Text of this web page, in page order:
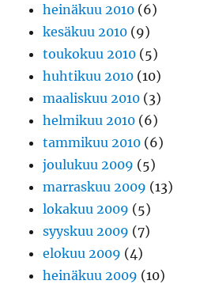
heinäkuu 2010 (6)
kesäkuu 2010 (9)
toukokuu 2010 (5)
huhtikuu 2010 (10)
maaliskuu 2010 (3)
helmikuu 2010 (6)
tammikuu 2010 (6)
joulukuu 2009 (5)
marraskuu 2009 (13)
lokakuu 2009 (5)
syyskuu 2009 (7)
elokuu 2009 (4)
heinäkuu 2009 (10)